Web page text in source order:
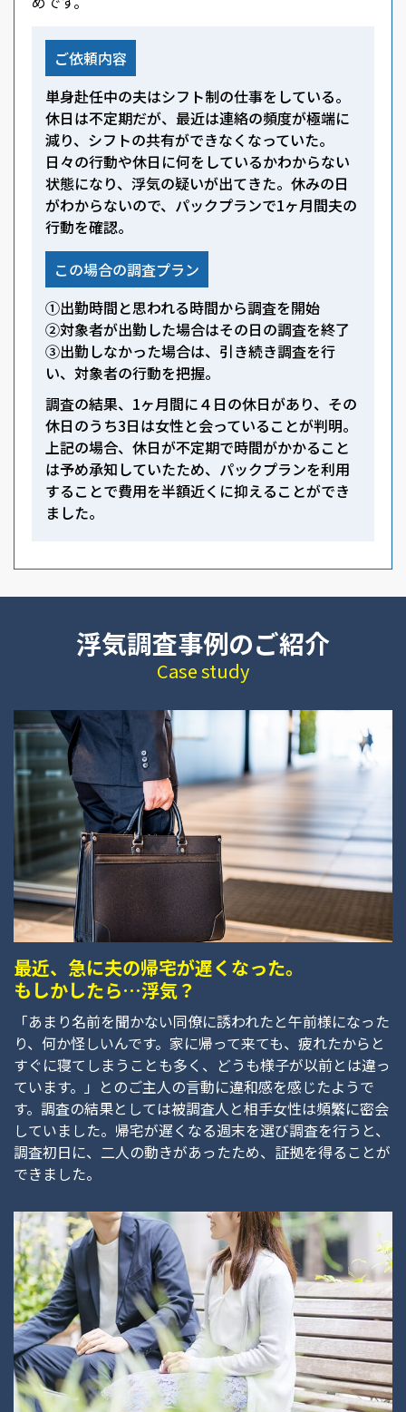
ご依頼内容
単身赴任中の夫はシフト制の仕事をしている。
休日は不定期だが、最近は連絡の頻度が極端に
減り、シフトの共有ができなくなっていた。
日々の行動や休日に何をしているかわからない
状態になり、浮気の疑いが出てきた。休みの日
がわからないので、パックプランで1ヶ月間夫の
行動を確認。
この場合の調査プラン
①出勤時間と思われる時間から調査を開始
②対象者が出勤した場合はその日の調査を終了
③出勤しなかった場合は、引き続き調査を行
い、対象者の行動を把握。
調査の結果、1ヶ月間に４日の休日があり、その
休日のうち3日は女性と会っていることが判明。
上記の場合、休日が不定期で時間がかかること
は予め承知していたため、パックプランを利用
することで費用を半額近くに抑えることができ
ました。
浮気調査事例のご紹介
Case study
最近、急に夫の帰宅が遅くなった。
もしかしたら…浮気？
「あまり名前を聞かない同僚に誘われたと午前様になった
り、何か怪しいんです。家に帰って来ても、疲れたからと
すぐに寝てしまうことも多く、どうも様子が以前とは違っ
ています。」とのご主人の言動に違和感を感じたようで
す。調査の結果としては被調査人と相手女性は頻繁に密会
していました。帰宅が遅くなる週末を選び調査を行うと、
調査初日に、二人の動きがあったため、証拠を得ることが
できました。